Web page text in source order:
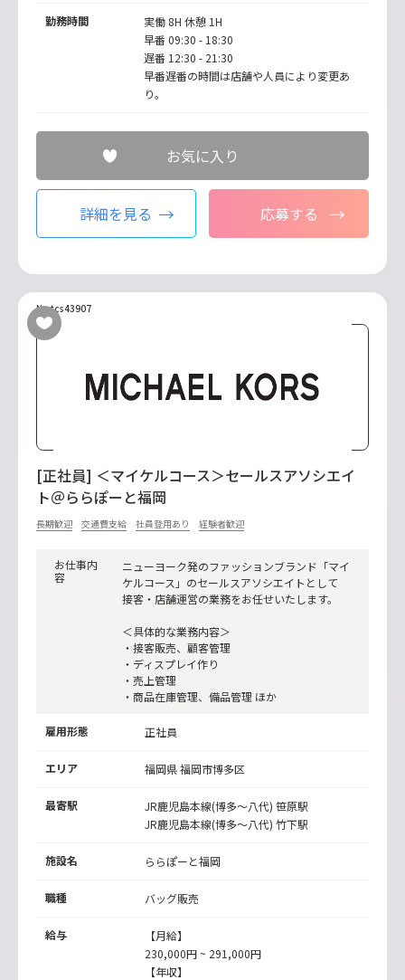
勤務時間
実働 8H 休憩 1H
早番 09:30 - 18:30
遅番 12:30 - 21:30
早番遅番の時間は店舗や人員により変更あ
り。
お気に入り
詳細を見る 応募する
No.tcs43907
[正社員] ＜マイケルコース＞セールスアソシエイ
ト＠ららぽーと福岡
長期歓迎 交通費支給 社員登用あり 経験者歓迎
お仕事内
容
ニューヨーク発のファッションブランド「マイ
ケルコース」のセールスアソシエイトとして
接客・店舗運営の業務をお任せいたします。
＜具体的な業務内容＞
・接客販売、顧客管理
・ディスプレイ作り
・売上管理
・商品在庫管理、備品管理 ほか
雇用形態 正社員
エリア 福岡県 福岡市博多区
最寄駅 JR鹿児島本線(博多～八代)笹原駅
JR鹿児島本線(博多～八代)竹下駅
施設名 ららぽーと福岡
職種 バッグ販売
給与
【月給】
230,000円 ~ 291,000円
【年収】